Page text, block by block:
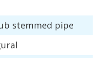
stemmed pipe